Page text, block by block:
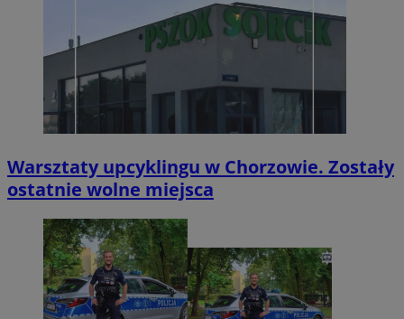
Warsztaty upcyklingu w Chorzowie. Zostały
ostatnie wolne miejsca